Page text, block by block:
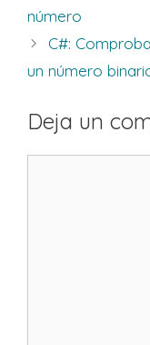
número
C#:
un número
Deja un